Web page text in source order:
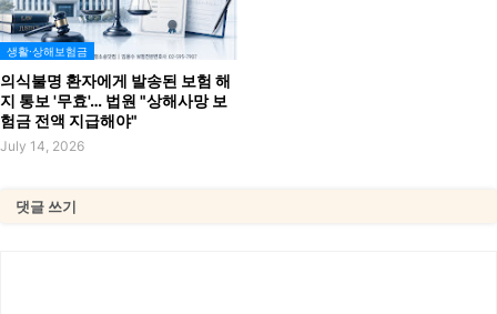
생활·상해보험금
의식불명 환자에게 발송된 보험 해
지 통보 '무효'… 법원 "상해사망 보
험금 전액 지급해야"
July 14, 2026
댓글 쓰기